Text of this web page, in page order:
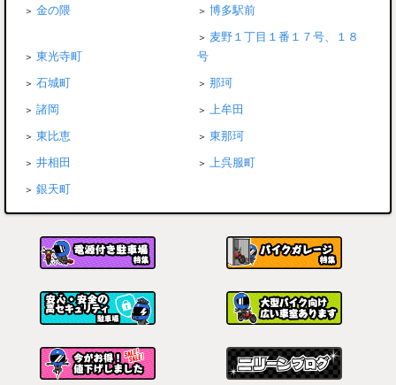
金の隈
博多駅前
東光寺町
麦野１丁目１番１７号、１８
号
石城町
那珂
諸岡
上牟田
東比恵
東那珂
井相田
上呉服町
銀天町